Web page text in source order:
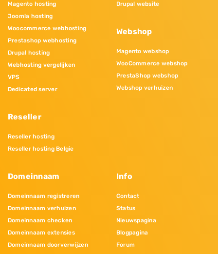
Magento hosting
Joomla hosting
Woocommerce webhosting
Prestashop webhosting
Drupal hosting
Webhosting vergelijken
VPS
Dedicated server
Reseller
Reseller hosting
Reseller hosting Belgie
Drupal website
Webshop
Magento webshop
WooCommerce webshop
PrestaShop webshop
Webshop verhuizen
Domeinnaam
Domeinnaam registreren
Domeinnaam verhuizen
Domeinnaam checken
Domeinnaam extensies
Domeinnaam doorverwijzen
Info
Contact
Status
Nieuwspagina
Blogpagina
Forum